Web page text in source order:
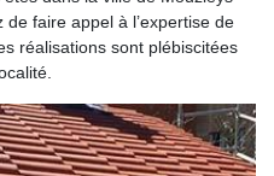
faire appel à l’expertise de
réalisations sont plébiscitées